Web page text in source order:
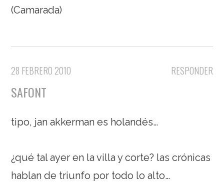
(Camarada)
RESPONDER
28 FEBRERO 2010
SAFONT
tipo, jan akkerman es holandés…
¿qué tal ayer en la villa y corte? las crónicas
hablan de triunfo por todo lo alto…